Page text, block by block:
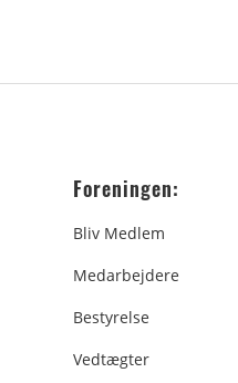
Foreningen:
Bliv Medlem
Medarbejdere
Bestyrelse
Vedtægter